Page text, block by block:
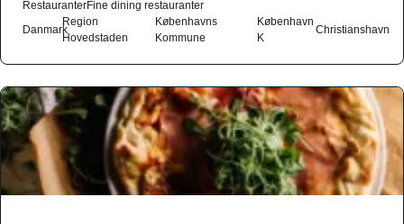
RestauranterFine dining restauranter
Danmark
Region
Hovedstaden
Københavns
Kommune
København
K
Christianshavn